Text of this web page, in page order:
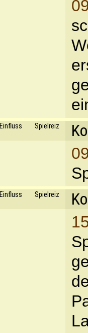
Einfluss Spielreiz
Einfluss Spielreiz